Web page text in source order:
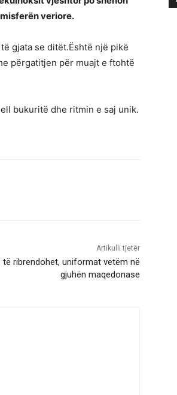
veriore.
gjata se ditët.Është një pikë
përgatitjen për muajt e ftohtë
bukuritë dhe ritmin e saj unik.
Artikulli tjetër
të ribrendohet, uniformat vetëm në
gjuhën maqedonase